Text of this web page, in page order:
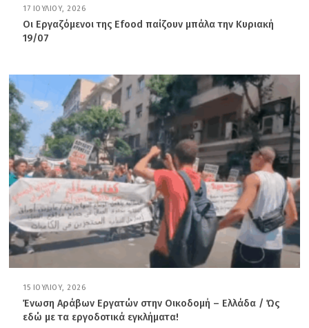
17 ΙΟΥΛΊΟΥ, 2026
Ι
Ο
,
2
0
2
6
Οι Εργαζόμενοι της Efood παίζουν μπάλα την Κυριακή
19/07
15 ΙΟΥΛΊΟΥ, 2026
Ι
Ο
Ένωση Αράβων Εργατών στην Οικοδομή – Ελλάδα / Ώς
εδώ με τα εργοδοτικά εγκλήματα!